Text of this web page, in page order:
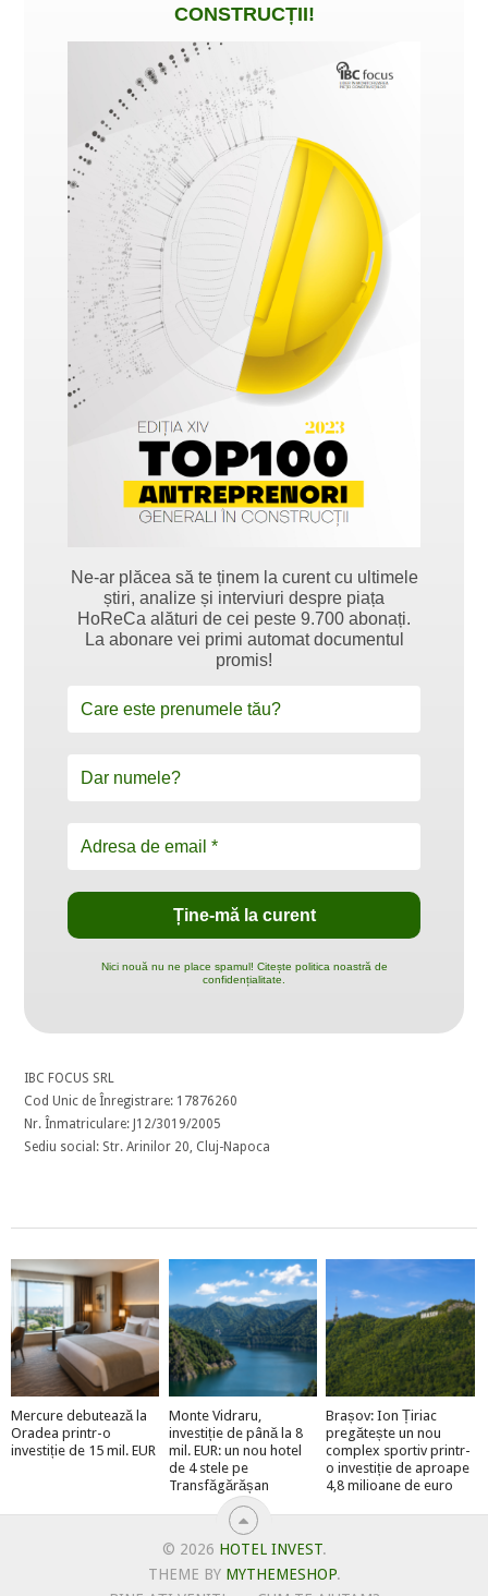
CONSTRUCȚII!
Ne-ar plăcea să te ținem la curent cu ultimele
știri, analize și interviuri despre piața
HoReCa alături de cei peste 9.700 abonați.
La abonare vei primi automat documentul
promis!
Nici nouă nu ne place spamul! Citește politica noastră de
confidențialitate.
IBC FOCUS SRL
Cod Unic de Înregistrare: 17876260
Nr. Înmatriculare: J12/3019/2005
Sediu social: Str. Arinilor 20, Cluj-Napoca
Mercure debutează la
Oradea printr-o
investiție de 15 mil. EUR
Monte Vidraru,
investiție de până la 8
mil. EUR: un nou hotel
de 4 stele pe
Transfăgărășan
Brașov: Ion Țiriac
pregătește un nou
complex sportiv printr-
o investiție de aproape
4,8 milioane de euro
© 2026 HOTEL INVEST.
THEME BY MYTHEMESHOP.